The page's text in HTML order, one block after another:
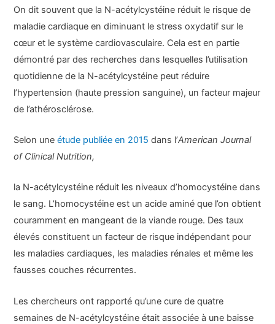
On dit souvent que la N-acétylcystéine réduit le risque de
maladie cardiaque en diminuant le stress oxydatif sur le
cœur et le système cardiovasculaire. Cela est en partie
démontré par des recherches dans lesquelles l’utilisation
quotidienne de la N-acétylcystéine peut réduire
l’hypertension (haute pression sanguine), un facteur majeur
de l’athérosclérose.
Selon uneétude publiée en 2015 dans l’American Journal
of Clinical Nutrition,
la N-acétylcystéine réduit les niveaux d’homocystéine dans
le sang. L’homocystéine est un acide aminé que l’on obtient
couramment en mangeant de la viande rouge. Des taux
élevés constituent un facteur de risque indépendant pour
les maladies cardiaques, les maladies rénales et même les
fausses couches récurrentes.
Les chercheurs ont rapporté qu’une cure de quatre
semaines de N-acétylcystéine était associée à une baisse